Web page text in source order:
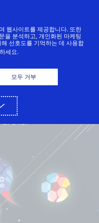
웹사이트를 제공합니다. 또한
을 분석하고, 개인화된 마케팅
선호도를 기억하는 데 사용합
세요.
모두 거부